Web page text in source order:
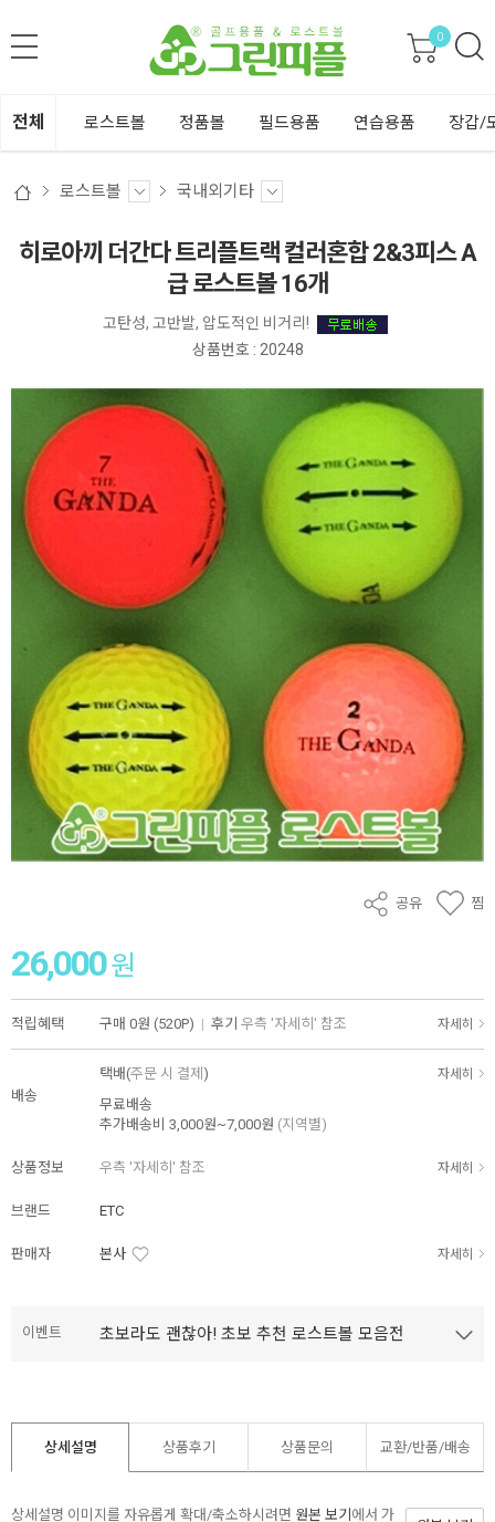
0
전체 로스트볼 정품볼 필드용품 연습용품 장갑/
로스트볼 국내외기타
히로아끼 더간다 트리플트랙 컬러혼합 2&3피스 A
급 로스트볼 16개
고탄성, 고반발, 압도적인 비거리!
상품번호 : 20248
공유 찜
26,000원
적립혜택 구매 0원 (520P) | 후기 우측 '자세히' 참조 자세히
배송
택배(주문 시 결제 ) 자세히
무료배송
추가배송비 3,000원~7,000원 (지역별)
상품정보 우측 '자세히' 참조 자세히
브랜드 ETC
판매자 본사 자세히
이벤트 초보라도 괜찮아! 초보 추천 로스트볼 모음전
상세설명 상품후기 상품문의 교환/반품/배송
상세설명 이미지를 자유롭게 확대/축소하시려면 원본 보기 에서 가